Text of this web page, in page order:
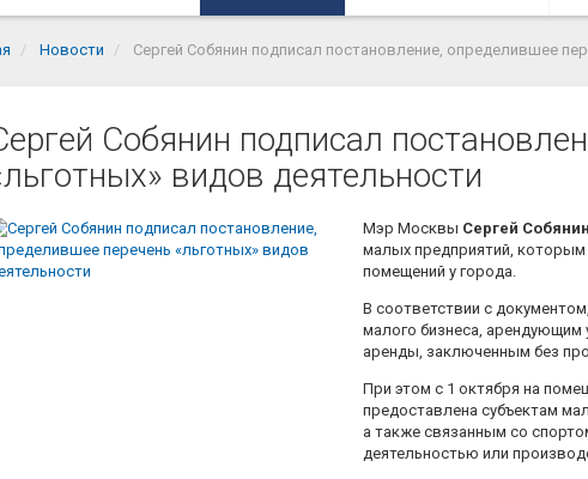
Новости Сергей Собянин подписал постановление, определившее
Собянин подписал
видов деятельности
Мэр Москвы Сергей
малых предприятий, которым
помещений у города.
В соответствии с
малого бизнеса,
аренды, заключенным без
При этом с 1 октября на
предоставлена субъектам
а также связанным со
деятельностью или